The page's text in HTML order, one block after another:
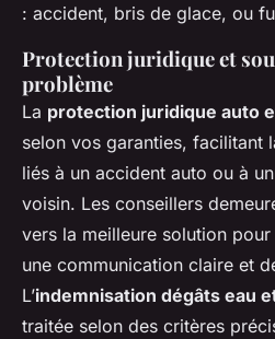
: accident, bris de glace, ou
Protection juridique et
problème
La protection juridique auto
selon vos garanties, facilitant
liés à un accident auto ou à
voisin. Les conseillers
vers la meilleure solution
une communication claire et
L’indemnisation dégâts eau
traitée selon des critères